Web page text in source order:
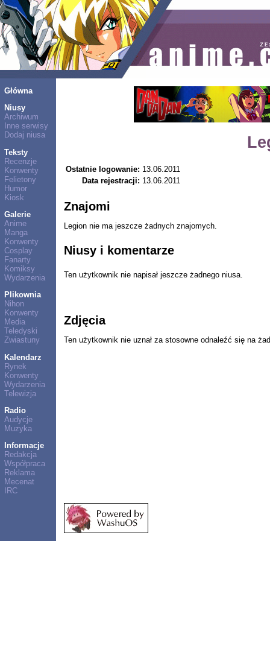
Główna
Niusy
Archiwum
Inne serwisy
Dodaj niusa
Teksty
Recenzje
Konwenty
Felietony
Humor
Kiosk
Galerie
Anime
Manga
Konwenty
Cosplay
Fanarty
Komiksy
Wydarzenia
Plikownia
Nihon
Konwenty
Media
Teledyski
Zwiastuny
Kalendarz
Rynek
Konwenty
Wydarzenia
Telewizja
Radio
Audycje
Muzyka
Informacje
Redakcja
Współpraca
Reklama
Mecenat
IRC
Ostatnie logowanie: 13.06.2011
Data rejestracji: 13.06.2011
Znajomi
Legion nie ma jeszcze żadnych znajomych.
Niusy i komentarze
Ten użytkownik nie napisał jeszcze żadnego niusa.
Zdjęcia
Ten użytkownik nie uznał za stosowne odnaleźć się na